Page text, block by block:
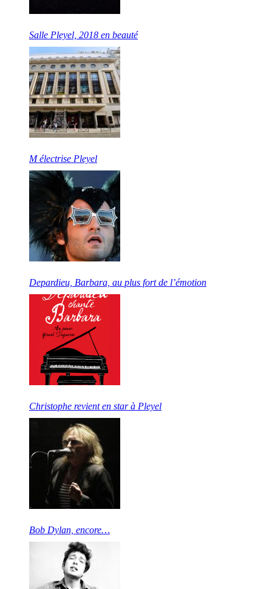
Salle Pleyel, 2018 en beauté
M électrise Pleyel
Depardieu, Barbara, au plus fort de l’émotion
Christophe revient en star à Pleyel
Bob Dylan, encore…